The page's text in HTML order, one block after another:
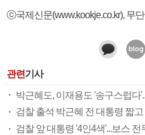
ⓒ국제신문(www.kookje.co.kr), 무
관련기사